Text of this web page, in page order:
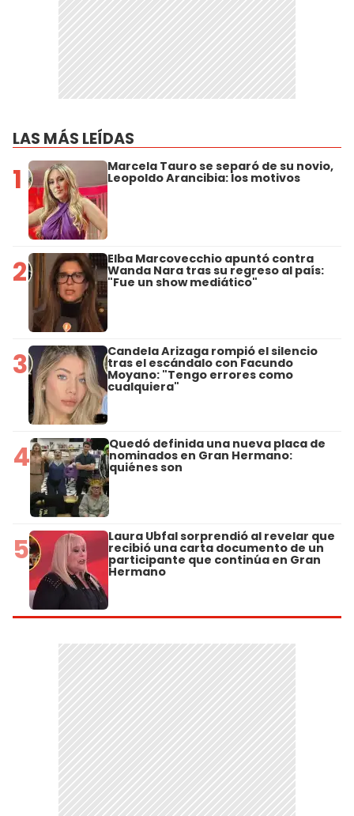
LAS MÁS LEÍDAS
1 Marcela Tauro se separó de su novio,
Leopoldo Arancibia: los motivos
2 Elba Marcovecchio apuntó contra
Wanda Nara tras su regreso al país:
"Fue un show mediático"
3 Candela Arizaga rompió el silencio
tras el escándalo con Facundo
Moyano: "Tengo errores como
cualquiera"
4 Quedó definida una nueva placa de
nominados en Gran Hermano:
quiénes son
5 Laura Ubfal sorprendió al revelar que
recibió una carta documento de un
participante que continúa en Gran
Hermano